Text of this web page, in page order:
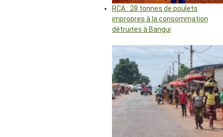
RCA : 28 tonnes de poulets
impropres à la consommation
détruites à Bangui